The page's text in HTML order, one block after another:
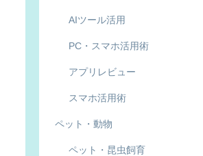
AIツール活用
PC・スマホ活用術
アプリレビュー
スマホ活用術
ペット・動物
ペット・昆虫飼育